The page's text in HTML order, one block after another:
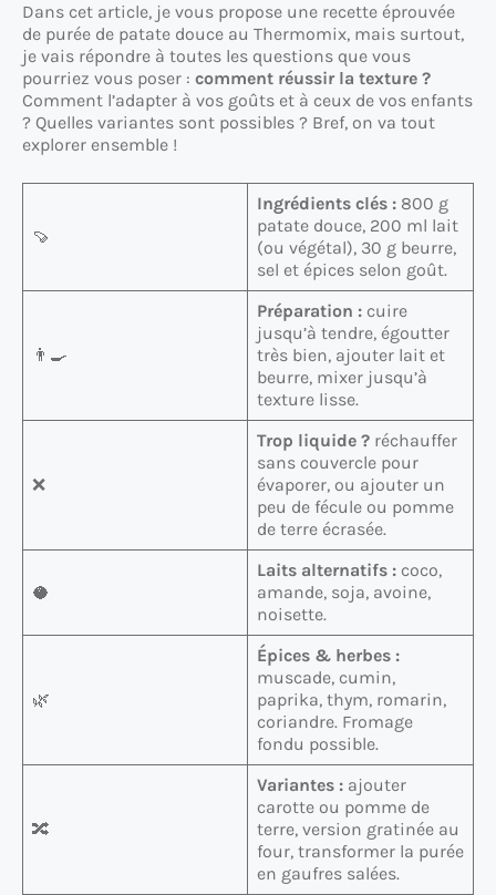
Dans cet article, je vous propose une recette éprouvée
de purée de patate douce au Thermomix, mais surtout,
je vais répondre à toutes les questions que vous
pourriez vous poser : comment réussir la texture ?
Comment l’adapter à vos goûts et à ceux de vos enfants
? Quelles variantes sont possibles ? Bref, on va tout
explorer ensemble !
🍠
Ingrédients clés : 800 g
patate douce, 200 ml lait
(ou végétal), 30 g beurre,
sel et épices selon goût.
👨‍🍳
Préparation : cuire
jusqu’à tendre, égoutter
très bien, ajouter lait et
beurre, mixer jusqu’à
texture lisse.
❌
Trop liquide ? réchauffer
sans couvercle pour
évaporer, ou ajouter un
peu de fécule ou pomme
de terre écrasée.
🥥
Laits alternatifs : coco,
amande, soja, avoine,
noisette.
🌿
Épices & herbes :
muscade, cumin,
paprika, thym, romarin,
coriandre. Fromage
fondu possible.
🔀
Variantes : ajouter
carotte ou pomme de
terre, version gratinée au
four, transformer la purée
en gaufres salées.